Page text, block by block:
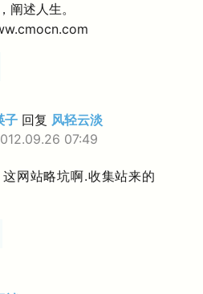
阐述人生。
子 回复 风轻云淡
07:49
这网站略坑啊.收集站来的